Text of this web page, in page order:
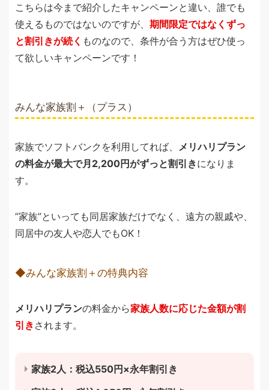
こちらは今まで紹介したキャンペーンと違い、誰でも
使えるものではないのですが、 期間限定ではなくずっ
と割引きが続く ものなので、条件が合う方はぜひ使っ
て欲しいキャンペーンです！
みんな家族割＋（プラス）
家族でソフトバンクを利用してれば、
メリハリプラン
の料金が最大で月2,200円がずっと割引きになりま
す。
”家族”といっても同居家族だけでなく、遠方の親戚や、
同居中の友人や恋人でもOK！
◆みんな家族割＋の特典内容
メリハリプランの料金から家族人数に応じた金額が割
引き されます。
家族2人：税込550円×永年割引き